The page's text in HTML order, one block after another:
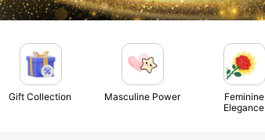
Gift Collection Masculine Power
Feminine
Elegance